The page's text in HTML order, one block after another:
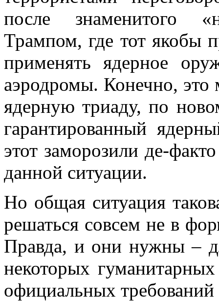
после знаменитого
Трампом, где тот якобы
применять ядерное
аэродромы. Конечно, это
ядерную триаду, по
гарантированный
этот заморозили де-
данной ситуации.
Но общая ситуация
решаться совсем не в
Правда, и они нужны –
некоторых
официальных